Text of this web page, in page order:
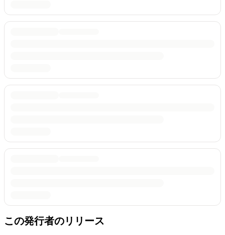
この発行者のリリース